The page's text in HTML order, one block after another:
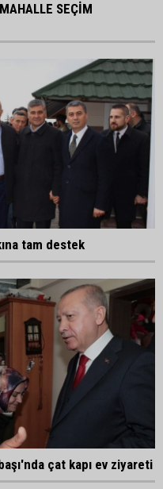
SEÇİM
tam destek
çat kapı ev ziyareti